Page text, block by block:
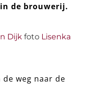
de brouwerij.
Dijk foto Lisenka
weg naar de